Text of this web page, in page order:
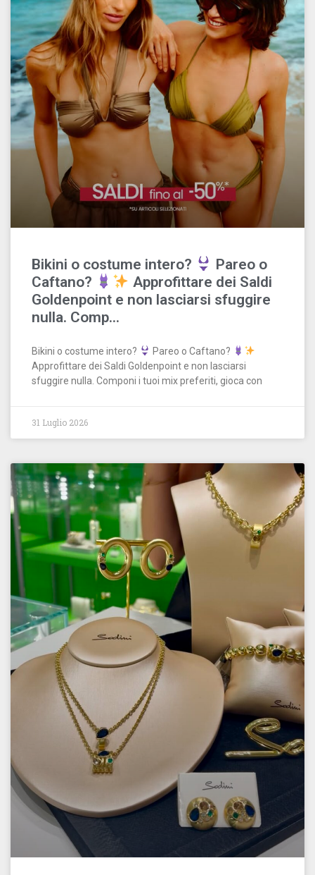
Bikini o costume intero?
Pareo o
Caftano?
Approfittare dei Saldi
Goldenpoint e non lasciarsi sfuggire
nulla. Comp…
Bikini o costume intero?
Pareo o Caftano?
Approfittare dei Saldi Goldenpoint e non lasciarsi
sfuggire nulla. Componi i tuoi mix preferiti, gioca con
31 Luglio 2026